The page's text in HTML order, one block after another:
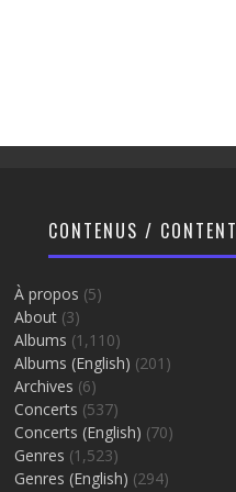
CONTENUS / CONTENT
À propos (5)
About (3)
Albums (1,110)
Albums (English) (201)
Archives (6)
Concerts (537)
Concerts (English) (70)
Genres (1,523)
Genres (English) (294)